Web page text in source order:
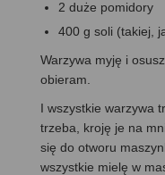
2 duże pomidory
400 g soli (takiej,
Warzywa myję i
obieram.
I wszystkie warzywa
trzeba, kroję je na
się do otworu
wszystkie mielę w